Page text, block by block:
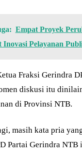
Empat Proyek
Inovasi Pelayanan
Fraksi Gerindra
diskusi itu
di Provinsi NTB.
masih kata pria
Partai Gerindra